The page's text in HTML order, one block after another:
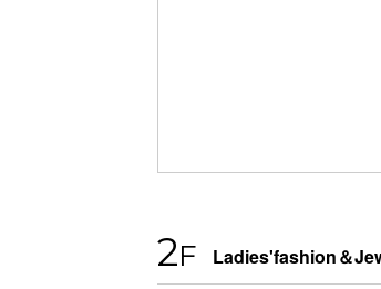
2F Ladies'fashion＆